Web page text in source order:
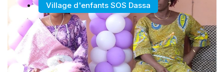
Village d'enfants SOS Dassa